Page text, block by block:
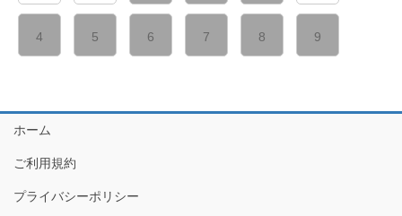
4 5 6 7 8 9
ホーム
ご利用規約
プライバシーポリシー